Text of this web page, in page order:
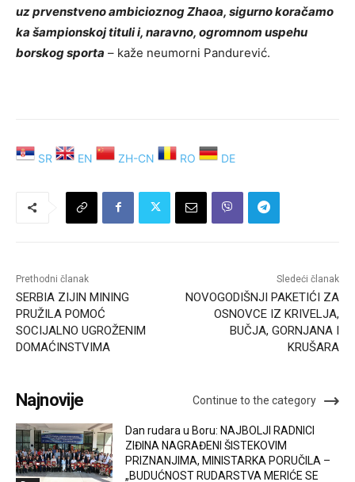
uz prvenstveno ambicioznog Zhaoa, sigurno koračamo
ka šampionskoj tituli i, naravno, ogromnom uspehu
borskog sporta – kaže neumorni Pandurević.
SR EN ZH-CN RO DE
Prethodni članak
SERBIA ZIJIN MINING
PRUŽILA POMOĆ
SOCIJALNO UGROŽENIM
DOMAĆINSTVIMA
Sledeći članak
NOVOGODIŠNJI PAKETIĆI ZA
OSNOVCE IZ KRIVELJA,
BUČJA, GORNJANA I
KRUŠARA
Najnovije Continue to the category
Dan rudara u Boru: NAJBOLJI RADNICI
ZIĐINA NAGRAĐENI ŠISTEKOVIM
PRIZNANJIMA, MINISTARKA PORUČILA –
„BUDUĆNOST RUDARSTVA MERIĆE SE